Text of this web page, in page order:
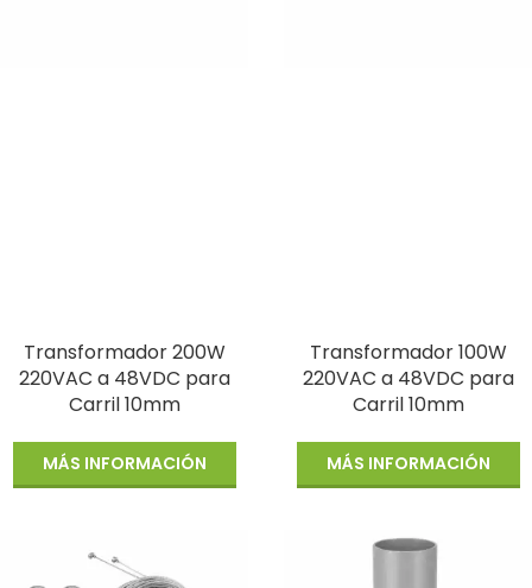
Transformador 200W
220VAC a 48VDC para
Carril 10mm
MÁS INFORMACIÓN
Transformador 100W
220VAC a 48VDC para
Carril 10mm
MÁS INFORMACIÓN